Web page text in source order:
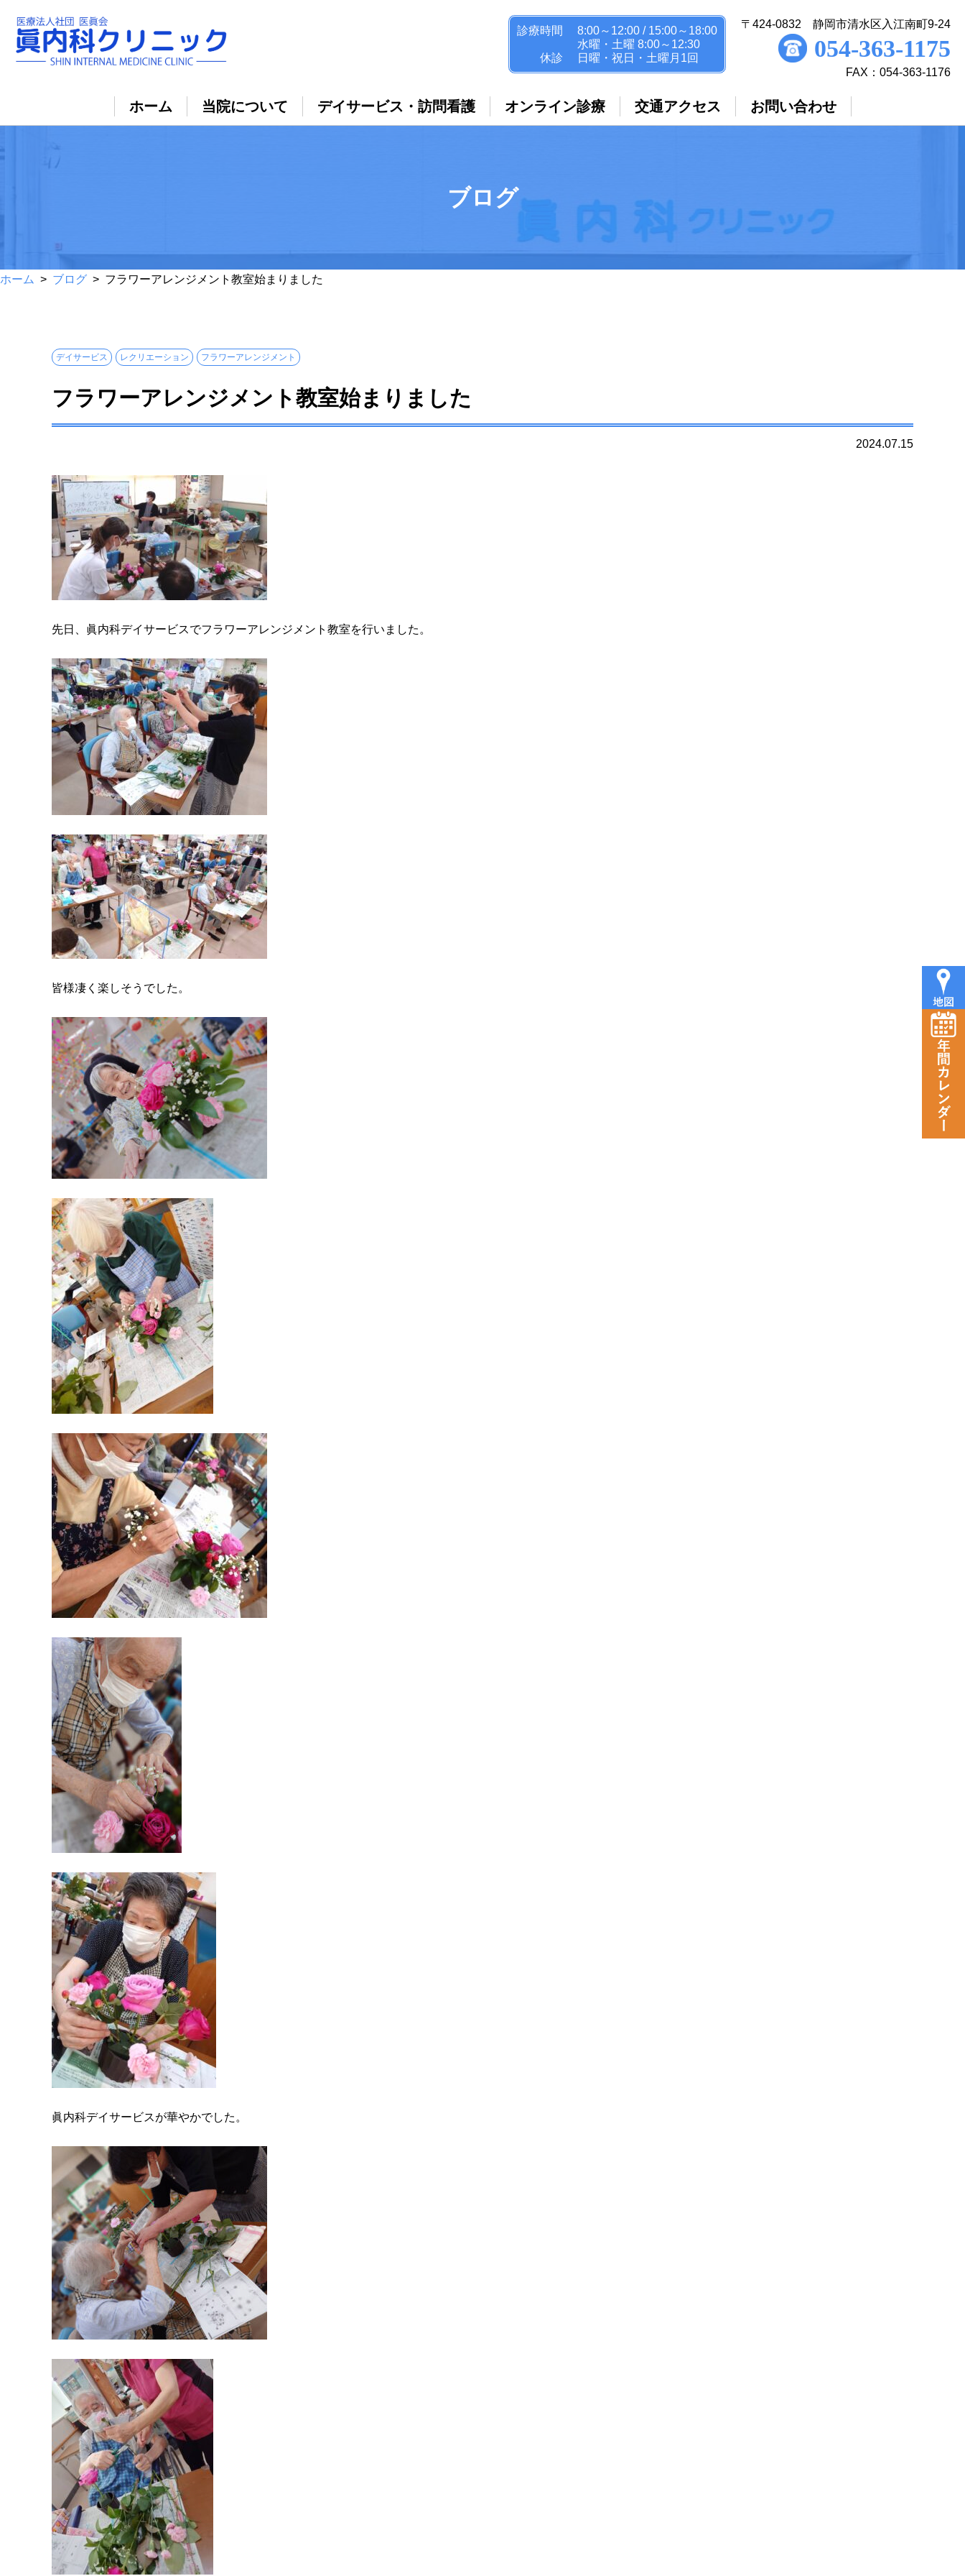
〒424-0832 静岡市清水区入江南町9-24
054-363-1175
FAX：054-363-1176
診療時間
休診
8:00～12:00 / 15:00～18:00
水曜・土曜 8:00～12:30
日曜・祝日・土曜月1回
ホーム 当院について デイサービス・訪問看護 オンライン診療 交通アクセス お問い合わせ
ブログ
ホーム > ブログ > フラワーアレンジメント教室始まりました
デイサービス レクリエーション フラワーアレンジメント
フラワーアレンジメント教室始まりました
2024.07.15
先日、眞内科デイサービスでフラワーアレンジメント教室を行いました。
皆様凄く楽しそうでした。
眞内科デイサービスが華やかでした。